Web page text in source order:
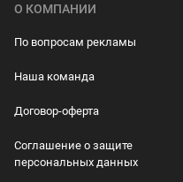
О КОМПАНИИ
По вопросам рекламы
Наша команда
Договор-оферта
Соглашение о защите
персональных данных